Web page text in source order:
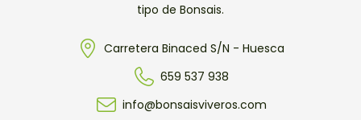
tipo de Bonsais.
Carretera Binaced S/N - Huesca
659 537 938
info@bonsaisviveros.com